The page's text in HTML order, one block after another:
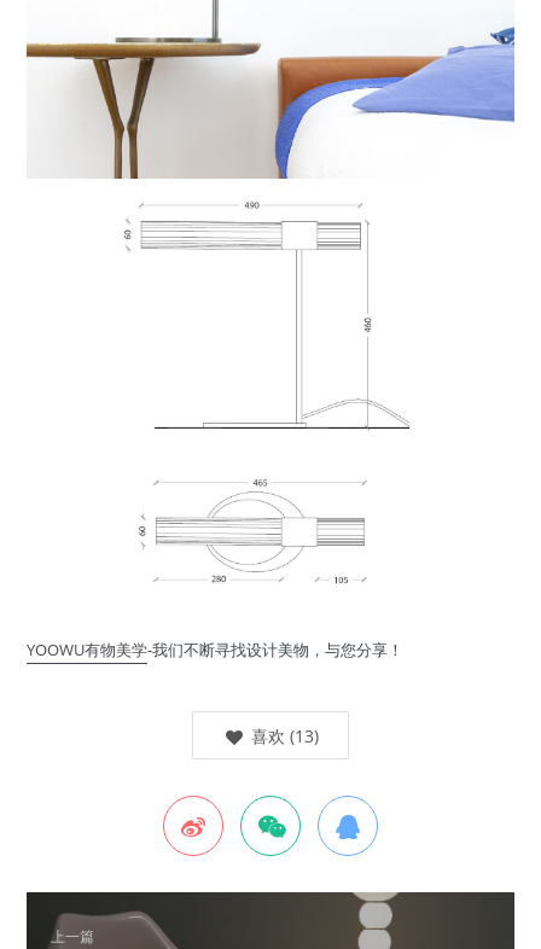
YOOWU有物美学-我们不断寻找设计美物，与您分享！
喜欢 (13)
上一篇